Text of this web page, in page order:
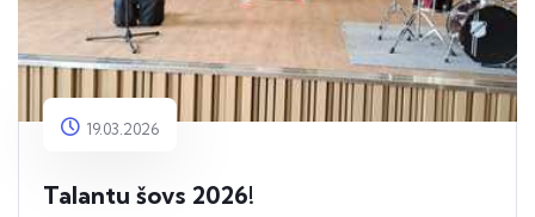
19.03.2026
Talantu šovs 2026!